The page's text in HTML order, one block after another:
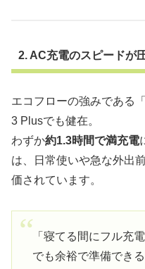
2. AC充電のスピードが
エコフローの強みである
3 Plusでも健在。
わずか約1.3時間で満充電
は、日常使いや急な外出
価されています。
「寝てる間にフル充
でも余裕で準備できる